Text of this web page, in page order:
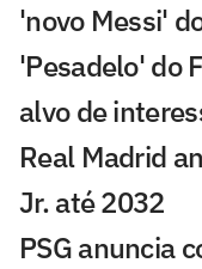
'novo Messi'
'Pesadelo' do
alvo de
Real Madrid
Jr. até 2032
PSG anuncia